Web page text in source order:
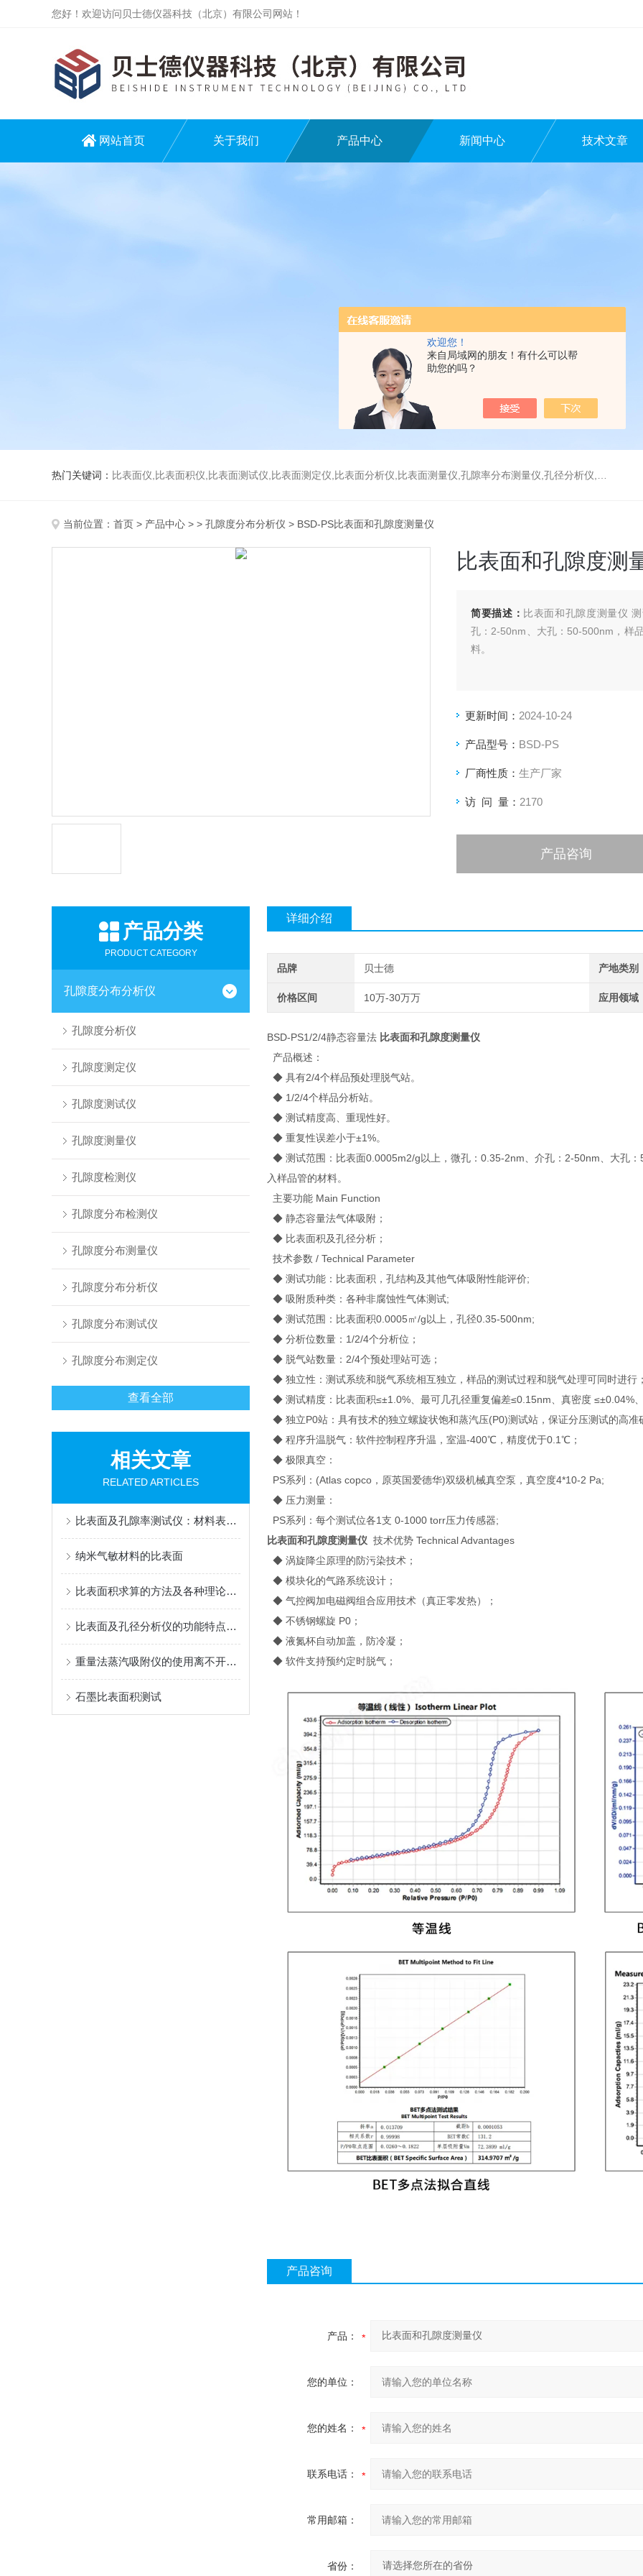
欢迎您！
来自局域网的朋友！有什么可以帮
助您的吗？
您好！欢迎访问贝士德仪器科技（北京）有限公司网站！
网站首页 关于我们 产品中心 新闻中心 技术文章
热门关键词： 比表面仪,比表面积仪,比表面测试仪,比表面测定仪,比表面分析仪,比表面测量仪,孔隙率分布测量仪,孔径分析仪,孔径测试仪,孔结构分析仪
当前位置： 首页 > 产品中心 > > 孔隙度分布分析仪 > BSD-PS比表面和孔隙度测量仪
比表面和孔隙度测
简要描述： 比表面和孔隙度测量仪
孔：2-50nm、大孔：50-500nm，样
料。
更新时间： 2024-10-24
产品型号： BSD-PS
厂商性质： 生产厂家
访 问 量： 2170
产品咨询
产品分类
PRODUCT CATEGORY
孔隙度分布分析仪
孔隙度分析仪
孔隙度测定仪
孔隙度测试仪
孔隙度测量仪
孔隙度检测仪
孔隙度分布检测仪
孔隙度分布测量仪
孔隙度分布分析仪
孔隙度分布测试仪
孔隙度分布测定仪
查看全部
相关文章
RELATED ARTICLES
比表面及孔隙率测试仪：材料表征领域的重要工具
纳米气敏材料的比表面
比表面积求算的方法及各种理论适用的条件及注意的问题
比表面及孔径分析仪的功能特点具体如下！
重量法蒸汽吸附仪的使用离不开以下事项
石墨比表面积测试
详细介绍
品牌 贝士德 产地类别
价格区间 10万-30万万 应用领域
BSD-PS1/2/4静态容量法 比表面和孔隙度测量仪
产品概述：
◆ 具有2/4个样品预处理脱气站。
◆ 1/2/4个样品分析站。
◆ 测试精度高、重现性好。
◆ 重复性误差小于±1%。
◆ 测试范围：比表面0.0005m2/g以上，微孔：0.35-2nm、介孔：2-50nm、大孔
入样品管的材料。
主要功能 Main Function
◆ 静态容量法气体吸附；
◆ 比表面积及孔径分析；
技术参数 / Technical Parameter
◆ 测试功能：比表面积，孔结构及其他气体吸附性能评价;
◆ 吸附质种类：各种非腐蚀性气体测试;
◆ 测试范围：比表面积0.0005㎡/g以上，孔径0.35-500nm;
◆ 分析位数量：1/2/4个分析位；
◆ 脱气站数量：2/4个预处理站可选；
◆ 独立性：测试系统和脱气系统相互独立，样品的测试过程和脱气处理可同时进行
◆ 测试精度：比表面积≤±1.0%、最可几孔径重复偏差≤0.15nm、真密度 ≤±0.04%
◆ 独立P0站：具有技术的独立螺旋状饱和蒸汽压(P0)测试站，保证分压测试的高准
◆ 程序升温脱气：软件控制程序升温，室温-400℃，精度优于0.1℃；
◆ 极限真空：
PS系列：(Atlas copco，原英国爱德华)双级机械真空泵，真空度4*10-2 Pa;
◆ 压力测量：
PS系列：每个测试位各1支 0-1000 torr压力传感器;
比表面和孔隙度测量仪 技术优势 Technical Advantages
◆ 涡旋降尘原理的防污染技术；
◆ 模块化的气路系统设计；
◆ 气控阀加电磁阀组合应用技术（真正零发热）；
◆ 不锈钢螺旋 P0；
◆ 液氮杯自动加盖，防冷凝；
◆ 软件支持预约定时脱气；
产品咨询
产品：
您的单位：
您的姓名：
联系电话：
常用邮箱：
省份：